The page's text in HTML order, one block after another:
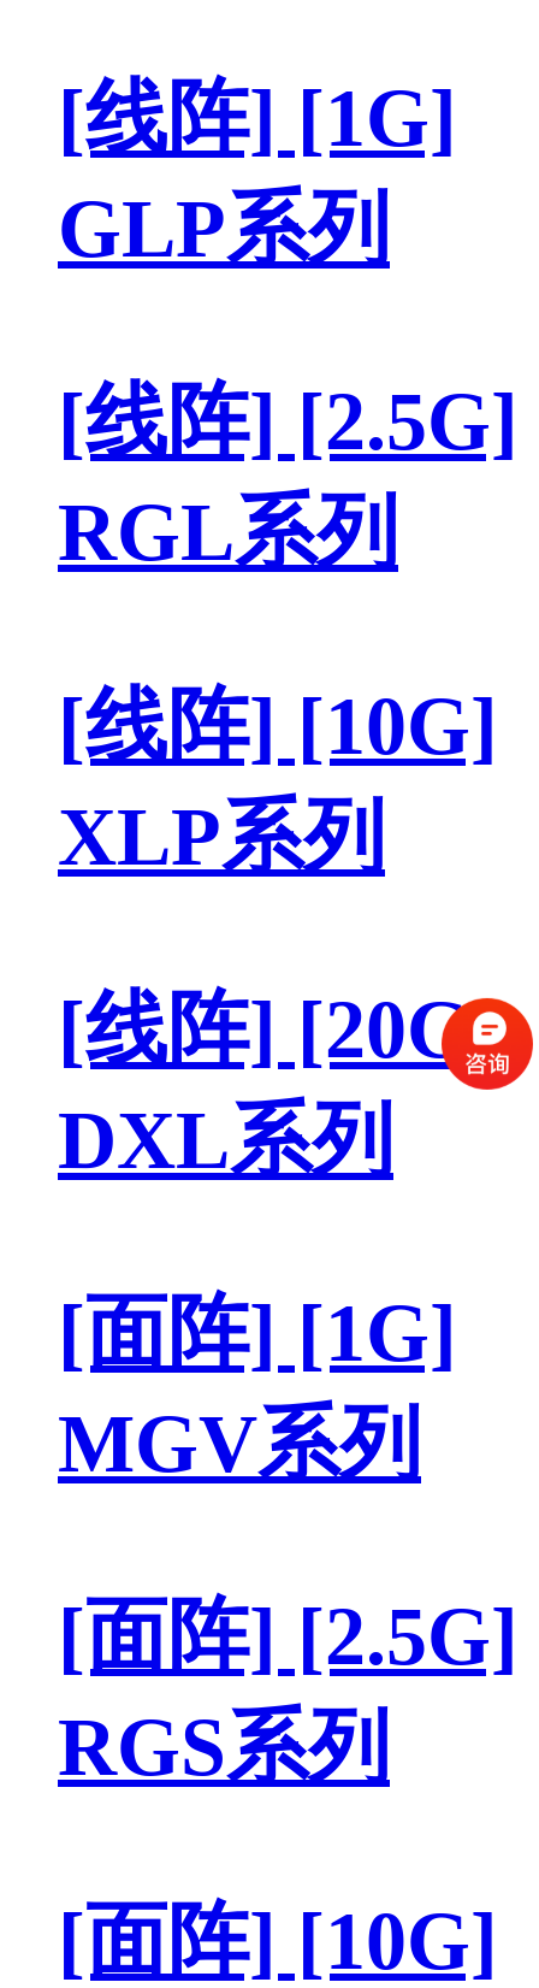
[线阵] [1G]
GLP系列
[线阵] [2.5G]
RGL系列
[线阵] [10G]
XLP系列
[线阵] [20G]
DXL系列
[面阵] [1G]
MGV系列
[面阵] [2.5G]
RGS系列
[面阵] [10G]